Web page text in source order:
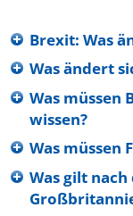
Brexit: Was
Was ändert
Was müssen
wissen?
Was müssen
Was gilt